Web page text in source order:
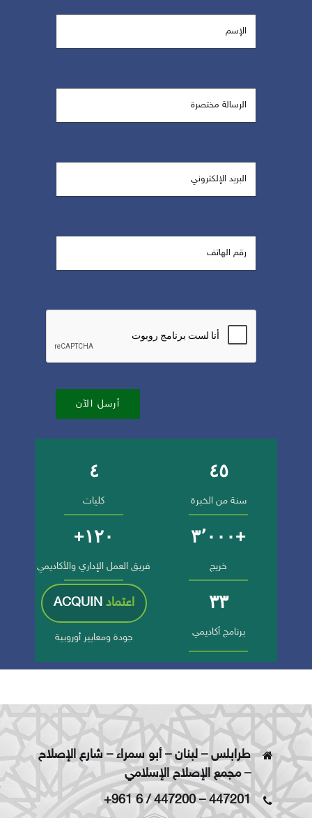
أرسل الآن
أرقام وإنجازات الجامعة
٤٥
سنة من الخبرة
٤
كليات
+٣٬٠٠٠
خريج
١٢٠+
فريق العمل الإداري والأكاديمي
٣٣
برنامج أكاديمي
اعتمادACQUIN
جودة ومعايير أوروبية
طرابلس – لبنان – أبو سمراء – شارع الإصلاح
– مجمع الإصلاح الإسلامي
+961 6 / 447200–447201